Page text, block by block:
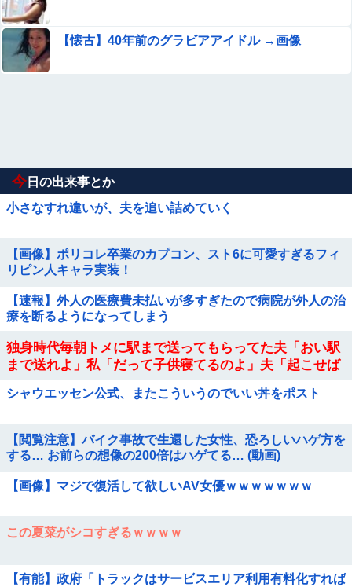
【懐古】40年前のグラビアアイドル →画像
今 日の出来事とか
小さなすれ違いが、夫を追い詰めていく
【画像】ポリコレ卒業のカプコン、スト6に可愛すぎるフィ
リピン人キャラ実装！
【速報】外人の医療費未払いが多すぎたので病院が外人の治
療を断るようになってしまう
独身時代毎朝トメに駅まで送ってもらってた夫「おい駅
まで送れよ」私「だって子供寝てるのよ」夫「起こせば
は仕事なんだぞ！」
シャウエッセン公式、またこういうのでいい丼をポスト
【閲覧注意】バイク事故で生還した女性、恐ろしいハゲ方を
する… お前らの想像の200倍はハゲてる… (動画)
【画像】マジで復活して欲しいAV女優ｗｗｗｗｗｗｗ
この夏菜がシコすぎるｗｗｗｗ
【有能】政府「トラックはサービスエリア利用有料化すれば